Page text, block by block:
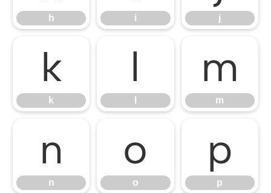
h i j
k
k
l m
m
n
n
o
o
p
p